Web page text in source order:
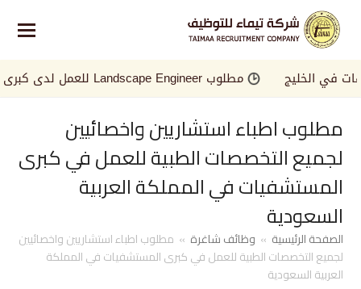
الخليج مطلوب Landscape Engineer للعمل لدى كبرى الجهات في الخليج
مطلوب اطباء استشاريين واخصائيين
لجميع التخصصات الطبية للعمل في كبرى
المستشفيات في المملكة العربية
السعودية
الصفحة الرئيسية » وظائف شاغرة » مطلوب اطباء استشاريين واخصائيين
لجميع التخصصات الطبية للعمل في كبرى المستشفيات في المملكة
العربية السعودية